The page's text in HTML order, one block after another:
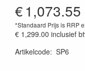
€1,073.55
*Standaard Prijs is RRP
€ 1,299.00 inclusief
Artikelcode: SP6